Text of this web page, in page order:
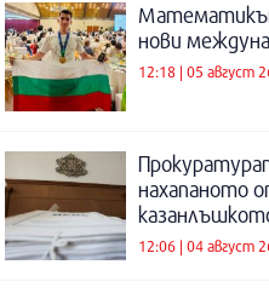
нови
12:18 | 05 август
нахапаното
12:06 | 04 август